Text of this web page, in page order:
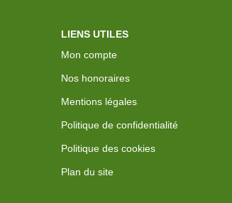
LIENS UTILES
Mon compte
Nos honoraires
Mentions légales
Politique de confidentialité
Politique des cookies
Plan du site